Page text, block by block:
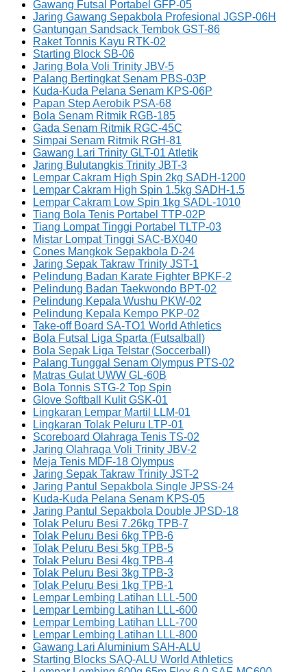
Gawang Futsal Portabel GFP-05
Jaring Gawang Sepakbola Profesional JGSP-06H
Gantungan Sandsack Tembok GST-86
Raket Tonnis Kayu RTK-02
Starting Block SB-06
Jaring Bola Voli Trinity JBV-5
Palang Bertingkat Senam PBS-03P
Kuda-Kuda Pelana Senam KPS-06P
Papan Step Aerobik PSA-68
Bola Senam Ritmik RGB-185
Gada Senam Ritmik RGC-45C
Simpai Senam Ritmik RGH-81
Gawang Lari Trinity GLT-01 Atletik
Jaring Bulutangkis Trinity JBT-3
Lempar Cakram High Spin 2kg SADH-1200
Lempar Cakram High Spin 1.5kg SADH-1.5
Lempar Cakram Low Spin 1kg SADL-1010
Tiang Bola Tenis Portabel TTP-02P
Tiang Lompat Tinggi Portabel TLTP-03
Mistar Lompat Tinggi SAC-BX040
Cones Mangkok Sepakbola D-24
Jaring Sepak Takraw Trinity JST-1
Pelindung Badan Karate Fighter BPKF-2
Pelindung Badan Taekwondo BPT-02
Pelindung Kepala Wushu PKW-02
Pelindung Kepala Kempo PKP-02
Take-off Board SA-TO1 World Athletics
Bola Futsal Liga Sparta (Futsalball)
Bola Sepak Liga Telstar (Soccerball)
Palang Tunggal Senam Olympus PTS-02
Matras Gulat UWW GL-60B
Bola Tonnis STG-2 Top Spin
Glove Softball Kulit GSK-01
Lingkaran Lempar Martil LLM-01
Lingkaran Tolak Peluru LTP-01
Scoreboard Olahraga Tenis TS-02
Jaring Olahraga Voli Trinity JBV-2
Meja Tenis MDF-18 Olympus
Jaring Sepak Takraw Trinity JST-2
Jaring Pantul Sepakbola Single JPSS-24
Kuda-Kuda Pelana Senam KPS-05
Jaring Pantul Sepakbola Double JPSD-18
Tolak Peluru Besi 7.26kg TPB-7
Tolak Peluru Besi 6kg TPB-6
Tolak Peluru Besi 5kg TPB-5
Tolak Peluru Besi 4kg TPB-4
Tolak Peluru Besi 3kg TPB-3
Tolak Peluru Besi 1kg TPB-1
Lempar Lembing Latihan LLL-500
Lempar Lembing Latihan LLL-600
Lempar Lembing Latihan LLL-700
Lempar Lembing Latihan LLL-800
Gawang Lari Aluminium SAH-ALU
Starting Blocks SAQ-ALU World Athletics